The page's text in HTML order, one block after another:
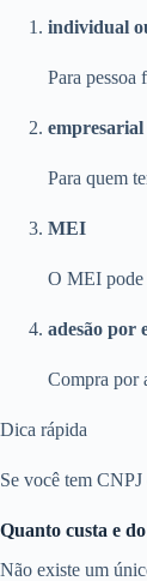
individual
Para pessoa
empresarial
Para quem
MEI
O MEI pode
adesão por
Compra por
Dica rápida
Se você tem
Quanto custa e
Não existe um